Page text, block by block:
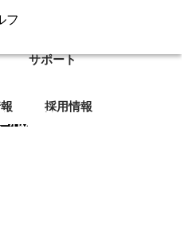
サポート
採用情報
概要